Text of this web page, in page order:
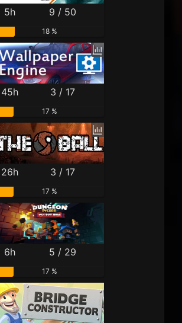
5h 9 / 50
18 %
45h 3 / 17
17 %
26h 3 / 17
17 %
6h 5 / 29
17 %